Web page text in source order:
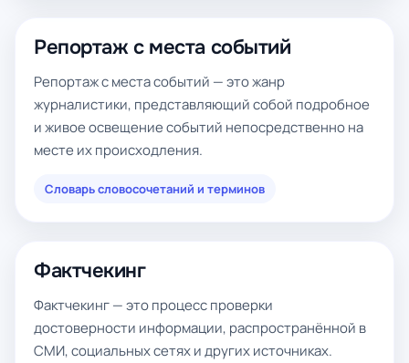
Репортаж с места событий
Репортаж с места событий — это жанр
журналистики, представляющий собой подробное
и живое освещение событий непосредственно на
месте их происходления.
Словарь словосочетаний и терминов
Фактчекинг
Фактчекинг — это процесс проверки
достоверности информации, распространённой в
СМИ, социальных сетях и других источниках.